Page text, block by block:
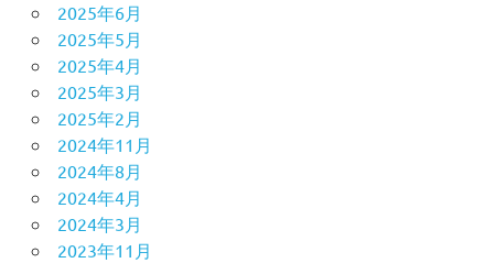
2025年6月
2025年5月
2025年4月
2025年3月
2025年2月
2024年11月
2024年8月
2024年4月
2024年3月
2023年11月